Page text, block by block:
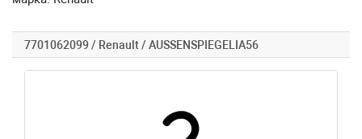
7701062099 / Renault / AUSSENSPIEGELIA56